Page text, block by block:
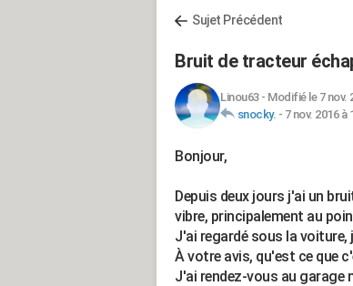
Sujet Précédent
Bruit de tracteur
Linou63- Modifié le 7 nov.
snocky. - 7 nov. 2016 à
Bonjour,
Depuis deux jours j'ai un
vibre, principalement au
J'ai regardé sous la voiture,
À votre avis, qu'est ce que
J'ai rendez-vous au garage